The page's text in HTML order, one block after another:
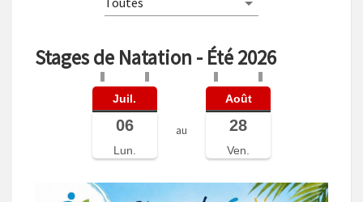
Stages de Natation - Été 2026
Juil.
06
Lun.
au
Août
28
Ven.